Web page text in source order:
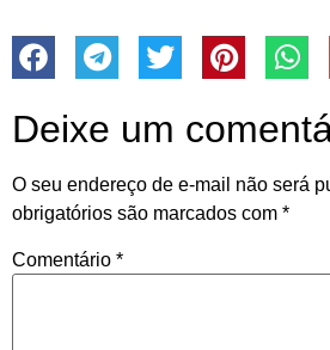
Deixe um
O seu endereço de e-mail não será
obrigatórios são marcados com *
Comentário *